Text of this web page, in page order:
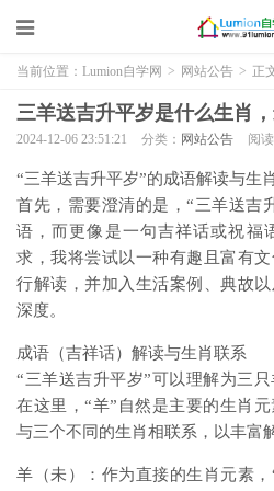
当前位置： Lumion自学网 > 网站公告 > 正
三羊送吉升平岁是什么生肖
2024-12-06 23:51:21 分类： 网站公告 阅
“三羊送吉升平岁”的成语解读与生
首先，需要澄清的是，“三羊送吉
语，而更像是一句吉祥话或祝福
求，我将尝试以一种有趣且富有
行解读，并加入生活案例、典故
深度。
成语（吉祥话）解读与生肖联系
“三羊送吉升平岁”可以理解为三
在这里，“羊”自然是主要的生肖
与三个不同的生肖相联系，以丰富
羊（未）：作为直接的生肖元素